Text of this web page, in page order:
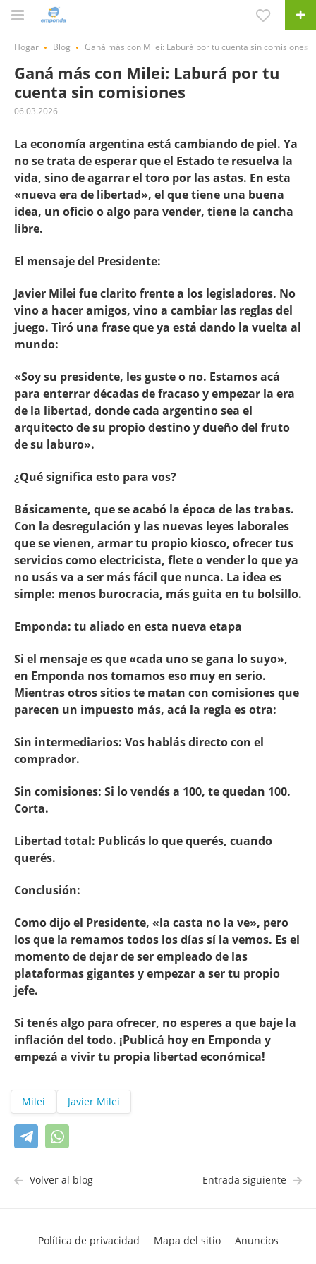
Hogar Blog Ganá más con Milei: Laburá por tu cuenta sin comisiones
Ganá más con Milei: Laburá por tu
cuenta sin comisiones
06.03.2026
La economía argentina está cambiando de piel. Ya
no se trata de esperar que el Estado te resuelva la
vida, sino de agarrar el toro por las astas. En esta
«nueva era de libertad», el que tiene una buena
idea, un oficio o algo para vender, tiene la cancha
libre.
El mensaje del Presidente:
Javier Milei fue clarito frente a los legisladores. No
vino a hacer amigos, vino a cambiar las reglas del
juego. Tiró una frase que ya está dando la vuelta al
mundo:
«Soy su presidente, les guste o no. Estamos acá
para enterrar décadas de fracaso y empezar la era
de la libertad, donde cada argentino sea el
arquitecto de su propio destino y dueño del fruto
de su laburo».
¿Qué significa esto para vos?
Básicamente, que se acabó la época de las trabas.
Con la desregulación y las nuevas leyes laborales
que se vienen, armar tu propio kiosco, ofrecer tus
servicios como electricista, flete o vender lo que ya
no usás va a ser más fácil que nunca. La idea es
simple: menos burocracia, más guita en tu bolsillo.
Emponda: tu aliado en esta nueva etapa
Si el mensaje es que «cada uno se gana lo suyo»,
en Emponda nos tomamos eso muy en serio.
Mientras otros sitios te matan con comisiones que
parecen un impuesto más, acá la regla es otra:
Sin intermediarios: Vos hablás directo con el
comprador.
Sin comisiones: Si lo vendés a 100, te quedan 100.
Corta.
Libertad total: Publicás lo que querés, cuando
querés.
Conclusión:
Como dijo el Presidente, «la casta no la ve», pero
los que la remamos todos los días sí la vemos. Es el
momento de dejar de ser empleado de las
plataformas gigantes y empezar a ser tu propio
jefe.
Si tenés algo para ofrecer, no esperes a que baje la
inflación del todo. ¡Publicá hoy en Emponda y
empezá a vivir tu propia libertad económica!
Milei Javier Milei
Volver al blog Entrada siguiente
Política de privacidad Mapa del sitio Anuncios